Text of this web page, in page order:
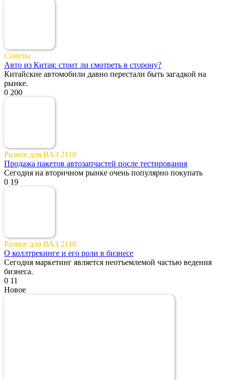
Советы
Авто из Китая: стоит ли смотреть в сторону?
Китайские автомобили давно перестали быть загадкой на
рынке.
0 200
Разное для ВАЗ 2110
Продажа пакетов автозапчастей после тестирования
Сегодня на вторичном рынке очень популярно покупать
0 19
Разное для ВАЗ 2110
О коллтрекинге и его роли в бизнесе
Сегодня маркетинг является неотъемлемой частью ведения
бизнеса.
0 11
Новое